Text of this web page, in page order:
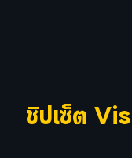
ชิปเซ็ต